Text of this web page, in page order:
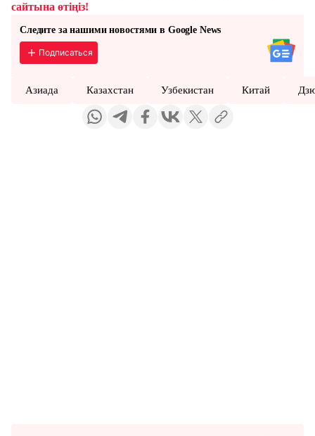
сайтына өтіңіз!
Следите за нашими новостями в Google News
Подписаться
Азиада Казахстан Узбекистан Китай